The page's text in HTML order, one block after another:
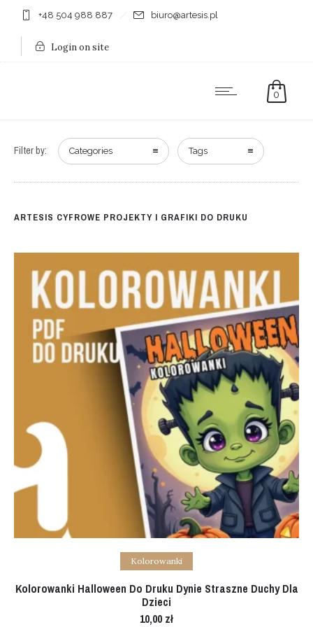
+48 504 988 887 biuro@artesis.pl
Login on site
0
Filter by: Categories Tags
ARTESIS CYFROWE PROJEKTY I GRAFIKI DO DRUKU
Add to cart
Kolorowanki
Kolorowanki Halloween Do Druku Dynie Straszne Duchy Dla
Dzieci
10,00 zł